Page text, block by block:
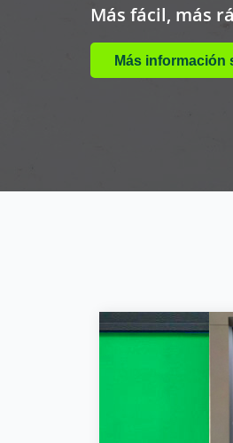
Más fácil, más
Más información